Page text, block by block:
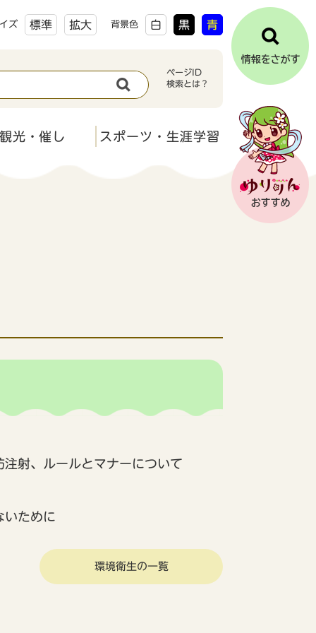
ズ 標準 拡大 背景色 白 黒 青
ページID
検索とは？
観光・催し スポーツ・生涯学習
射、ルールとマナーについて
いために
環境衛生の一覧